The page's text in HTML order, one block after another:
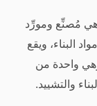
مُصنِّع ومورِّد
البناء، ويقع
واحدة من
والتشييد.